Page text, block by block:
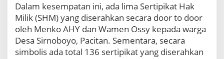
0
8
,
M
e
Dalam kesempatan ini, ada lima Sertipikat Hak
Milik (SHM) yang diserahkan secara door to door
oleh Menko AHY dan Wamen Ossy kepada warga
Desa Sirnoboyo, Pacitan. Sementara, secara
simbolis ada total 136 sertipikat yang diserahkan